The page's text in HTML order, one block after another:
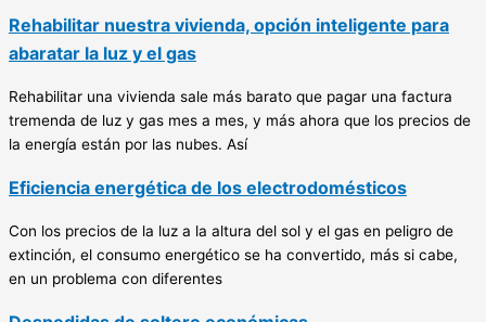
Rehabilitar nuestra vivienda, opción inteligente para
abaratar la luz y el gas
Rehabilitar una vivienda sale más barato que pagar una factura
tremenda de luz y gas mes a mes, y más ahora que los precios de
la energía están por las nubes. Así
Eficiencia energética de los electrodomésticos
Con los precios de la luz a la altura del sol y el gas en peligro de
extinción, el consumo energético se ha convertido, más si cabe,
en un problema con diferentes